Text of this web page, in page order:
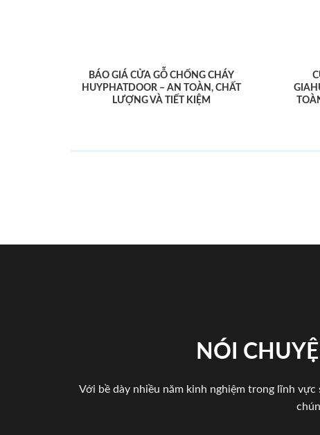
BÁO GIÁ CỬA GỖ CHỐNG CHÁY
HUYPHATDOOR – AN TOÀN, CHẤT
LƯỢNG VÀ TIẾT KIỆM
NÓI
Với bề dày nhiều năm kinh nghiệm trong lĩnh